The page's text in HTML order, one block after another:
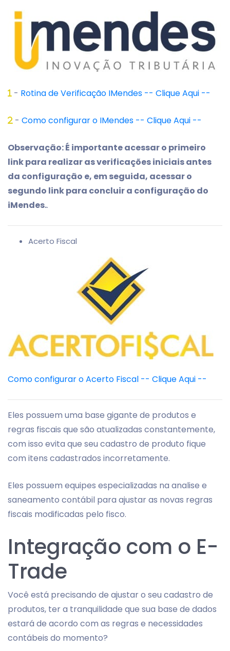
- Rotina de Verificação IMendes -- Clique Aqui --
- Como configurar o IMendes -- Clique Aqui --
Observação: É importante acessar o primeiro
link para realizar as verificações iniciais antes
da configuração e, em seguida, acessar o
segundo link para concluir a configuração do
iMendes..
Acerto Fiscal
Como configurar o Acerto Fiscal -- Clique Aqui --
Eles possuem uma base gigante de produtos e
regras fiscais que são atualizadas constantemente,
com isso evita que seu cadastro de produto fique
com itens cadastrados incorretamente.
Eles possuem equipes especializadas na analise e
saneamento contábil para ajustar as novas regras
fiscais modificadas pelo fisco.
Integração com o E-
Trade
Você está precisando de ajustar o seu cadastro de
produtos, ter a tranquilidade que sua base de dados
estará de acordo com as regras e necessidades
contábeis do momento?